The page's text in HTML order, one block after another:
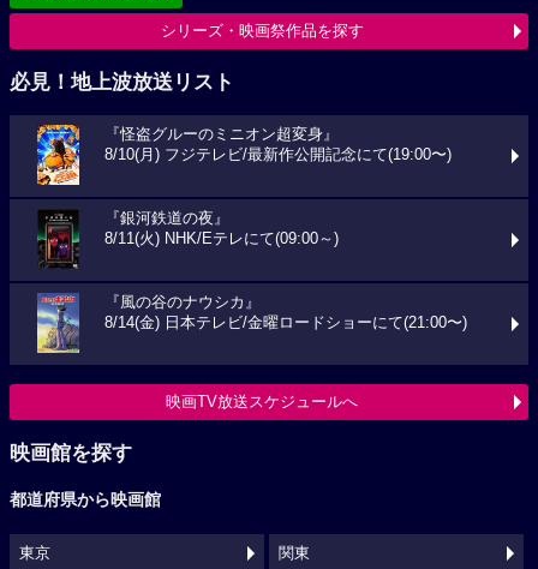
シリーズ・映画祭作品を探す
必見！地上波放送リスト
『怪盗グルーのミニオン超変身』
8/10(月) フジテレビ/最新作公開記念にて(19:00〜)
『銀河鉄道の夜』
8/11(火) NHK/Eテレにて(09:00～)
『風の谷のナウシカ』
8/14(金) 日本テレビ/金曜ロードショーにて(21:00〜)
映画TV放送スケジュールへ
映画館を探す
都道府県から映画館
東京 関東